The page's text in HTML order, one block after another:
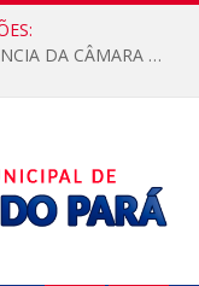
VEREADORA KEILA ASSUME A PRESIDÊNCIA DA CÂMARA MUNICIPAL.